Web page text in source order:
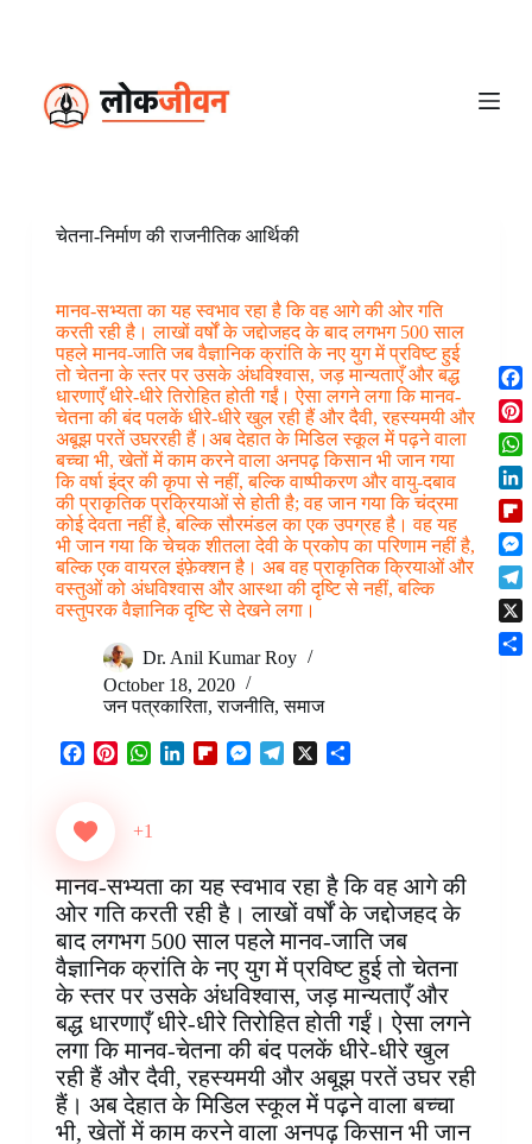
चेतना-निर्माण की राजनीतिक आर्थिकी
मानव-सभ्यता का यह स्वभाव रहा है कि वह आगे की ओर गति
करती रही है। लाखों वर्षों के जद्दोजहद के बाद लगभग 500 साल
पहले मानव-जाति जब वैज्ञानिक क्रांति के नए युग में प्रविष्ट हुई
तो चेतना के स्तर पर उसके अंधविश्वास, जड़ मान्यताएँ और बद्ध
धारणाएँ धीरे-धीरे तिरोहित होती गईं। ऐसा लगने लगा कि मानव-
चेतना की बंद पलकें धीरे-धीरे खुल रही हैं और दैवी, रहस्यमयी और
अबूझ परतें उघररही हैं।अब देहात के मिडिल स्कूल में पढ़ने वाला
बच्चा भी, खेतों में काम करने वाला अनपढ़ किसान भी जान गया
कि वर्षा इंद्र की कृपा से नहीं, बल्कि वाष्पीकरण और वायु-दबाव
की प्राकृतिक प्रक्रियाओं से होती है; वह जान गया कि चंद्रमा
कोई देवता नहीं है, बल्कि सौरमंडल का एक उपग्रह है। वह यह
भी जान गया कि चेचक शीतला देवी के प्रकोप का परिणाम नहीं है,
बल्कि एक वायरल इंफ़ेक्शन है। अब वह प्राकृतिक क्रियाओं और
वस्तुओं को अंधविश्वास और आस्था की दृष्टि से नहीं, बल्कि
वस्तुपरक वैज्ञानिक दृष्टि से देखने लगा।
Dr. Anil Kumar Roy
October 18, 2020
जन पत्रकारिता,राजनीति,समाज
e
b
o
k
e
s
t
W
p
p
I
n
a
r
d
M
g
e
r
a
m
X
+1
मानव-सभ्यता का यह स्वभाव रहा है कि वह आगे की
ओर गति करती रही है। लाखों वर्षों के जद्दोजहद के
बाद लगभग 500 साल पहले मानव-जाति जब
वैज्ञानिक क्रांति के नए युग में प्रविष्ट हुई तो चेतना
के स्तर पर उसके अंधविश्वास, जड़ मान्यताएँ और
बद्ध धारणाएँ धीरे-धीरे तिरोहित होती गईं। ऐसा लगने
लगा कि मानव-चेतना की बंद पलकें धीरे-धीरे खुल
रही हैं और दैवी, रहस्यमयी और अबूझ परतें उघर रही
हैं। अब देहात के मिडिल स्कूल में पढ़ने वाला बच्चा
भी, खेतों में काम करने वाला अनपढ़ किसान भी जान
F
a
c
e
b
o
o
k
P
i
n
t
e
r
e
s
t
W
h
a
t
s
A
p
p
L
i
n
k
e
d
I
F
l
i
p
b
o
M
e
s
s
e
T
e
l
X